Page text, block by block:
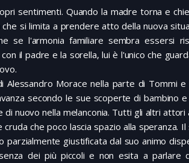
sentimenti. Quando la madre torna e
si limita a prendere atto della nuova
se l'armonia familiare sembra essersi
il padre e la sorella, lui è l'unico che
Alessandro Morace nella parte di Tommi
secondo le sue scoperte di bambino
nuovo nella melanconia. Tutti gli altri
che poco lascia spazio alla speranza.
parzialmente giustificata dal suo animo
dei più piccoli e non esita a parlare